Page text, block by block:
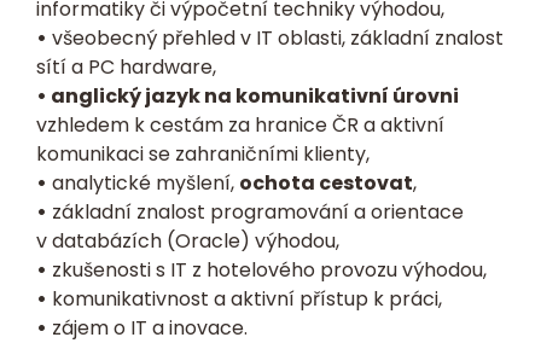
informatiky či výpočetní techniky výhodou,
• všeobecný přehled v IT oblasti, základní znalost
sítí a PC hardware,
• anglický jazyk na komunikativní úrovni
vzhledem k cestám za hranice ČR a aktivní
komunikaci se zahraničními klienty,
• analytické myšlení, ochota cestovat,
• základní znalost programování a orientace
v databázích (Oracle) výhodou,
• zkušenosti s IT z hotelového provozu výhodou,
• komunikativnost a aktivní přístup k práci,
• zájem o IT a inovace.